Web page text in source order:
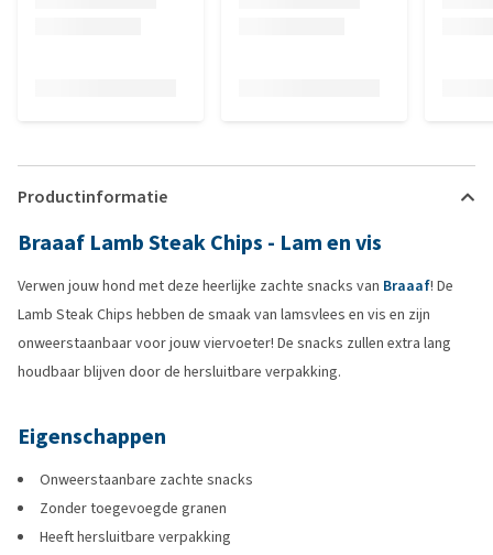
Productinformatie
Braaaf Lamb Steak Chips - Lam en vis
Verwen jouw hond met deze heerlijke zachte snacks van Braaaf! De
Lamb Steak Chips hebben de smaak van lamsvlees en vis en zijn
onweerstaanbaar voor jouw viervoeter! De snacks zullen extra lang
houdbaar blijven door de hersluitbare verpakking.
Eigenschappen
Onweerstaanbare zachte snacks
Zonder toegevoegde granen
Heeft hersluitbare verpakking